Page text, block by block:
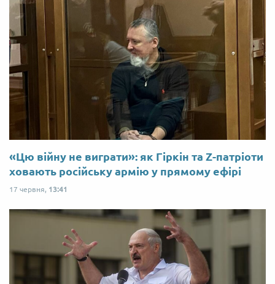
«Цю війну не виграти»: як Гіркін та Z-патріоти
ховають російську армію у прямому ефірі
17 червня, 13:41